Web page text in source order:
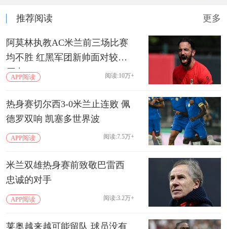
推荐阅读 更多
阿莫林执教AC米兰前三场比赛
均不胜 红黑军团新帅面对较大
压力
APP阅读 阅读:10万+
热身赛切尔西3-0米兰止连败 佩
德罗双响 凯塞多世界波
APP阅读 阅读:7.5万+
米兰双雄热身赛前致敬巴雷西
忠诚的对手
APP阅读 阅读:3.2万+
莱奥越来越可能留队 球员没有